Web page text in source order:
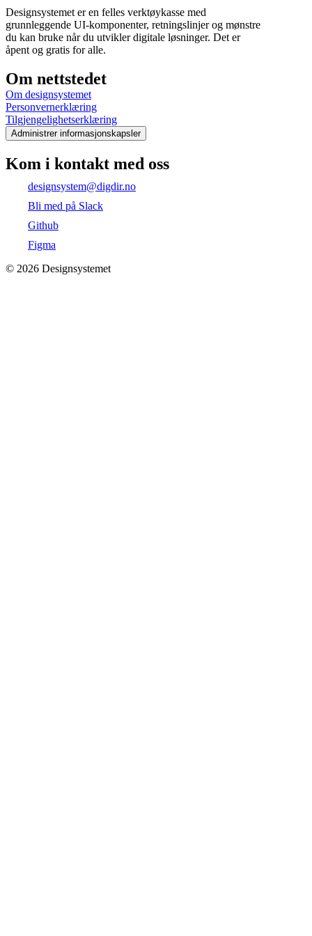
Designsystemet er en felles verktøykasse med
grunnleggende UI-komponenter, retningslinjer og mønstre
du kan bruke når du utvikler digitale løsninger. Det er
åpent og gratis for alle.
Om nettstedet
Om designsystemet
Personvernerklæring
Tilgjengelighetserklæring
Administrer informasjonskapsler
Kom i kontakt med oss
designsystem@digdir.no
Bli med på Slack
Github
Figma
© 2026 Designsystemet